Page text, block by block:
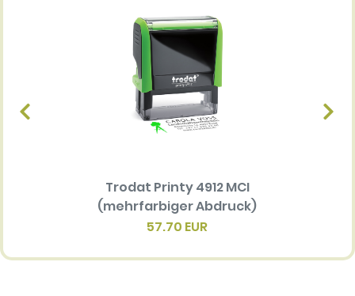
Trodat Printy 4912 MCI
(mehrfarbiger Abdruck)
57.70 EUR